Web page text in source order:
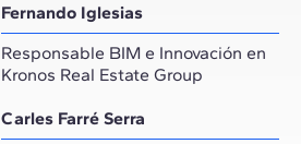
Fernando Iglesias
Responsable BIM e Innovación en
Kronos Real Estate Group
Carles Farré Serra